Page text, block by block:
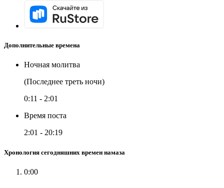
Дополнительные времена
Ночная молитва
(Последнее треть ночи)
0:11 - 2:01
Время поста
2:01 - 20:19
Хронология сегодняшних времен намаза
0:00